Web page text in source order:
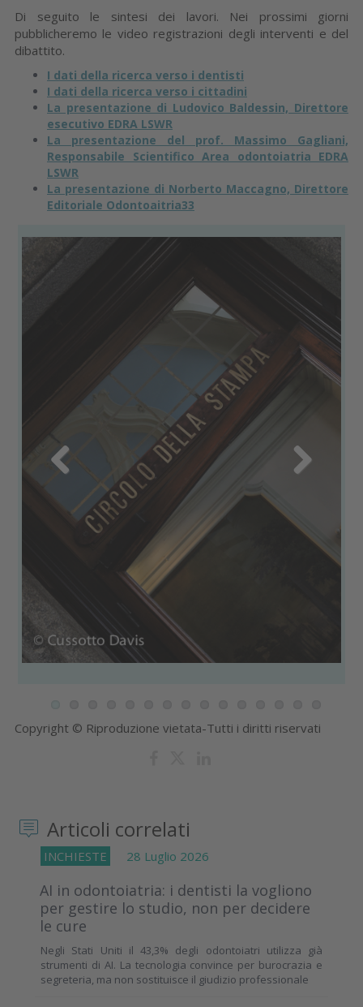
Di seguito le sintesi dei lavori. Nei prossimi giorni
pubblicheremo le video registrazioni degli interventi e del
dibattito.
I dati della ricerca verso i dentisti
I dati della ricerca verso i cittadini
La presentazione di Ludovico Baldessin, Direttore
esecutivo EDRA LSWR
La presentazione del prof. Massimo Gagliani,
Responsabile Scientifico Area odontoiatria EDRA
LSWR
La presentazione di Norberto Maccagno, Direttore
Editoriale Odontoaitria33
Previous
Copyright © Riproduzione vietata-Tutti i diritti riservati
Articoli correlati
INCHIESTE 28 Luglio 2026
AI in odontoiatria: i dentisti la vogliono
per gestire lo studio, non per decidere
le cure
Negli Stati Uniti il 43,3% degli odontoiatri utilizza già
strumenti di AI. La tecnologia convince per burocrazia e
segreteria, ma non sostituisce il giudizio professionale